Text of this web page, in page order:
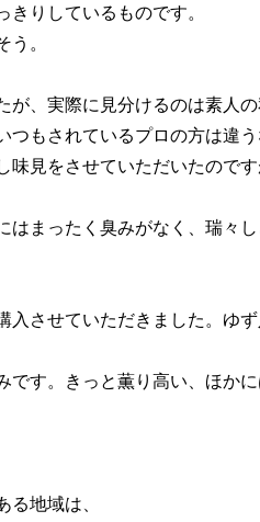
りしているものです。
。
が、実際に見分けるのは素人の
つもされているプロの方は違う
味見をさせていただいたので
はまったく臭みがなく、瑞々し
入させていただきました。ゆ
です。きっと薫り高い、ほか
地域は、